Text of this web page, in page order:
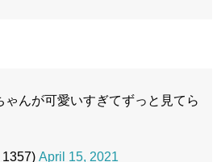
ゃんが可愛いすぎてずっと見てら
April 15, 2021